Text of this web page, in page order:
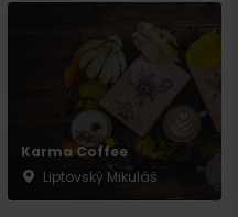
Karma Coffee
Liptovský Mikuláš